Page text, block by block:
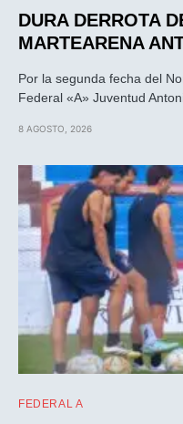
DURA DERROTA
MARTEARENA
Por la segunda fecha del
Federal «A» Juventud
8 AGOSTO, 2026
FEDERAL A